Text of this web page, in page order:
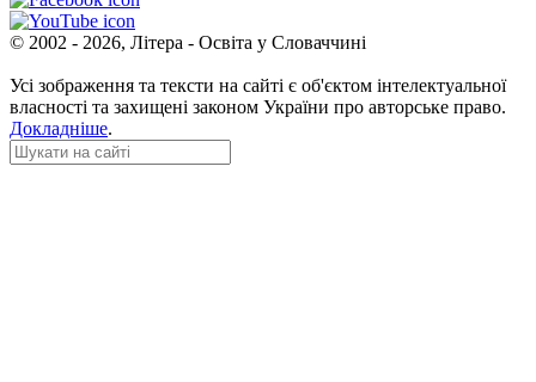
© 2002 - 2026, Літера - Освіта у Словаччині
Усі зображення та тексти на сайті є об'єктом інтелектуальної
власності та захищені законом України про авторське право.
Докладніше.